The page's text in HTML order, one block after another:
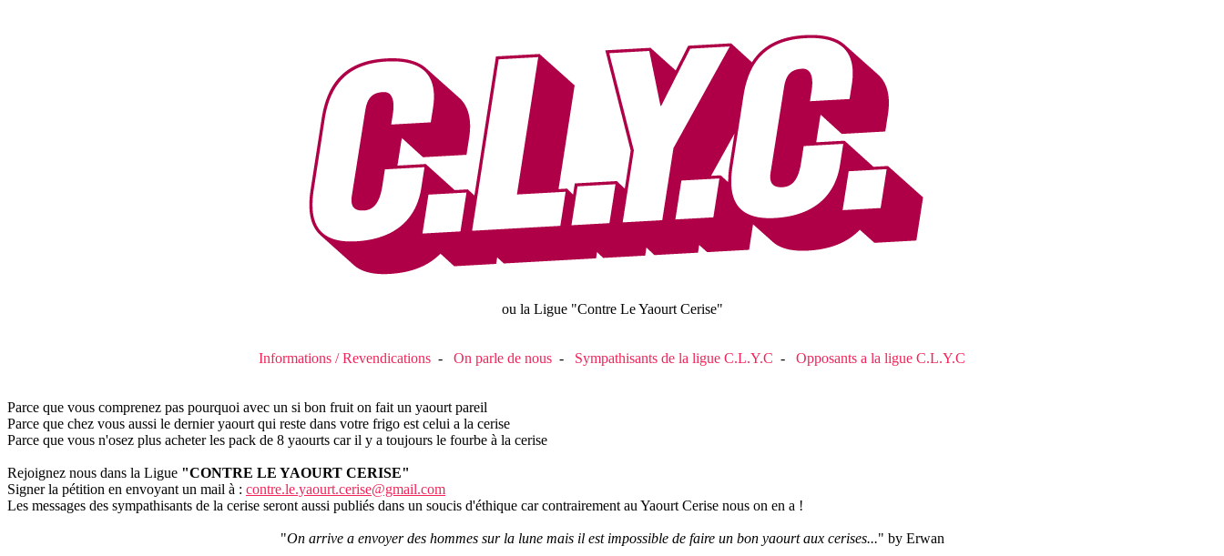
ou la Ligue "Contre Le Yaourt Cerise"
Informations / Revendications - On parle de nous - Sympathisants de la ligue C.L.Y.C - Opposants a la ligue C.L.Y.C
Parce que vous comprenez pas pourquoi avec un si bon fruit on fait un yaourt pareil
Parce que chez vous aussi le dernier yaourt qui reste dans votre frigo est celui a la cerise
Parce que vous n'osez plus acheter les pack de 8 yaourts car il y a toujours le fourbe à la cerise
Rejoignez nous dans la Ligue "CONTRE LE YAOURT CERISE"
Signer la pétition en envoyant un mail à : contre.le.yaourt.cerise@gmail.com
Les messages des sympathisants de la cerise seront aussi publiés dans un soucis d'éthique car contrairement au Yaourt Cerise nous on en a !
"On arrive a envoyer des hommes sur la lune mais il est impossible de faire un bon yaourt aux cerises..." by Erwan